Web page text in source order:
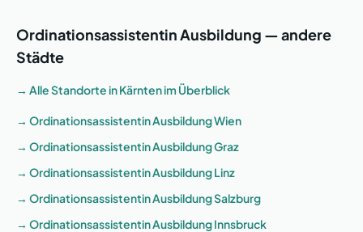
Ordinationsassistentin Ausbildung — andere
Städte
→ Alle Standorte inKärntenim Überblick
→ Ordinationsassistentin AusbildungWien
→ Ordinationsassistentin AusbildungGraz
→ Ordinationsassistentin AusbildungLinz
→ Ordinationsassistentin AusbildungSalzburg
→ Ordinationsassistentin AusbildungInnsbruck